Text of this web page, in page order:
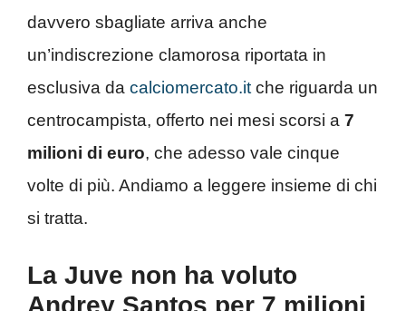
davvero sbagliate arriva anche
un’indiscrezione clamorosa riportata in
esclusiva da calciomercato.it che riguarda un
centrocampista, offerto nei mesi scorsi a 7
milioni di euro, che adesso vale cinque
volte di più. Andiamo a leggere insieme di chi
si tratta.
La Juve non ha voluto
Andrey Santos per 7 milioni